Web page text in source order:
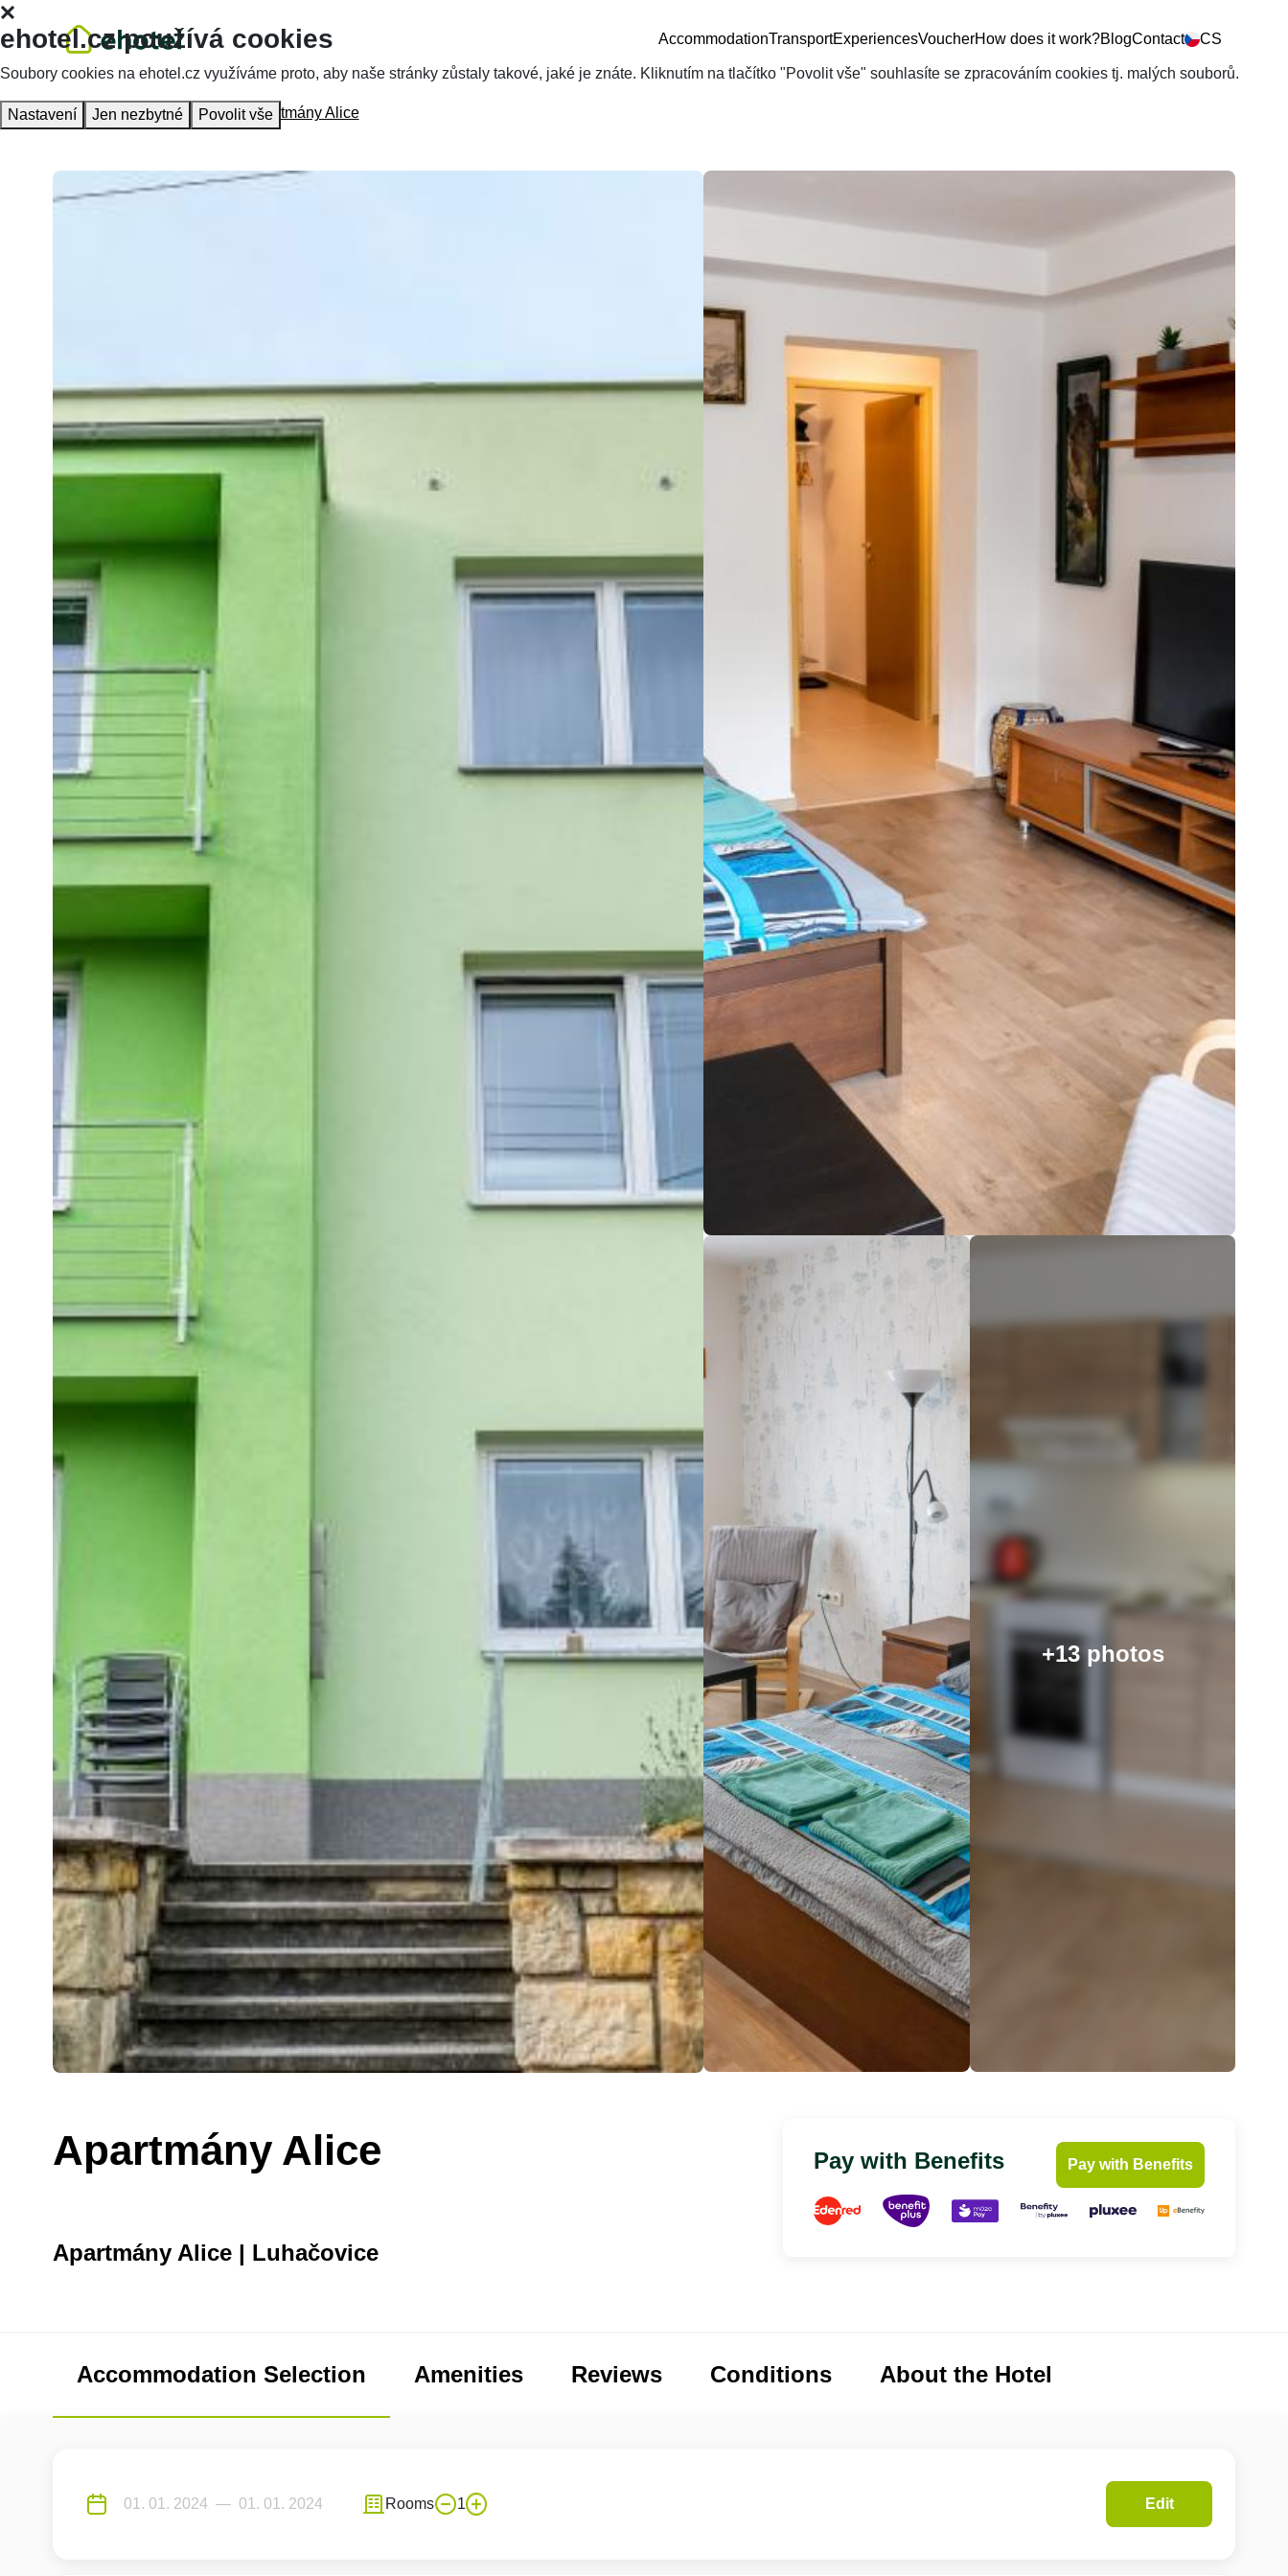
AccommodationTransportExperiencesVoucherHow does it work?BlogContact CS
Homepage Accommodation Apartmány Alice
+13 photos
Apartmány Alice
Apartmány Alice | Luhačovice
Pay with Benefits Pay with Benefits
Accommodation Selection Amenities Reviews Conditions About the Hotel
Rooms 1 Edit
ehotel.cz používá cookies
Soubory cookies na ehotel.cz využíváme proto, aby naše stránky zůstaly takové, jaké je znáte. Kliknutím na tlačítko "Povolit vše" souhlasíte se zpracováním cookies tj. malých souborů.
Nastavení Jen nezbytné Povolit vše